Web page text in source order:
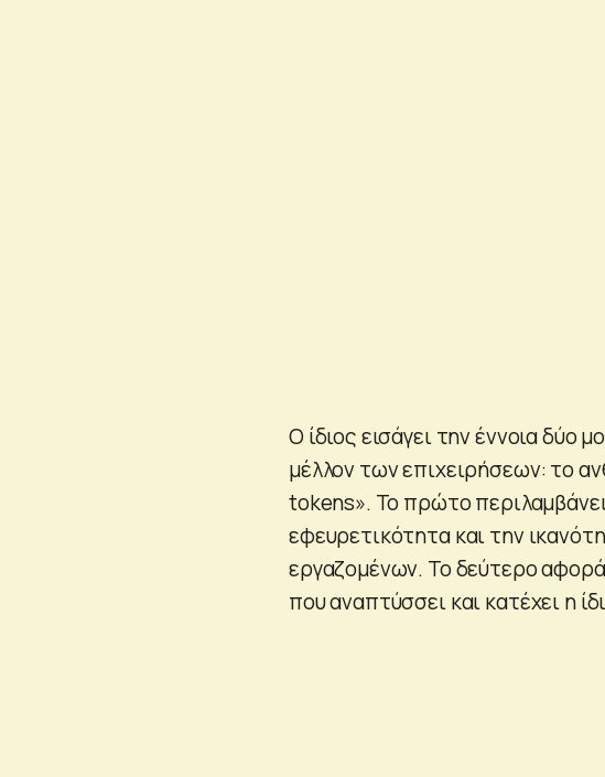
Ο ίδιος εισάγει την έννοια
μέλλον των επιχειρήσεων: το
tokens». Το πρώτο
εφευρετικότητα και την
εργαζομένων. Το δεύτερο
που αναπτύσσει και κατέχει η